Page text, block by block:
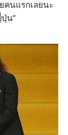
คนแรกเลยนะ
น”